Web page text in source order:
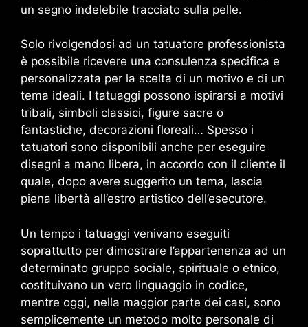
un segno indelebile tracciato sulla pelle.
Solo rivolgendosi ad un tatuatore professionista
è possibile ricevere una consulenza specifica e
personalizzata per la scelta di un motivo e di un
tema ideali. I tatuaggi possono ispirarsi a motivi
tribali, simboli classici, figure sacre o
fantastiche, decorazioni floreali… Spesso i
tatuatori sono disponibili anche per eseguire
disegni a mano libera, in accordo con il cliente il
quale, dopo avere suggerito un tema, lascia
piena libertà all’estro artistico dell’esecutore.
Un tempo i tatuaggi venivano eseguiti
soprattutto per dimostrare l’appartenenza ad un
determinato gruppo sociale, spirituale o etnico,
costituivano un vero linguaggio in codice,
mentre oggi, nella maggior parte dei casi, sono
semplicemente un metodo molto personale di